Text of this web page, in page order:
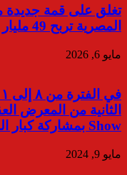
المصرية تربح 49 مليار جنيه في ختام جلسة اليوم الأربعاء
مايو 6, 2026
Show بمشاركة كبار المطورين العقاريين في مصر
مايو 9, 2024